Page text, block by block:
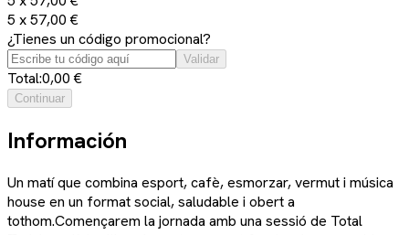
5 x57,00 €
¿Tienes un código promocional?
Validar
Total:0,00 €
Continuar
Información
Un matí que combina esport, cafè, esmorzar, vermut i música
house en un format social, saludable i obert a
tothom.Començarem la jornada amb una sessió de Total